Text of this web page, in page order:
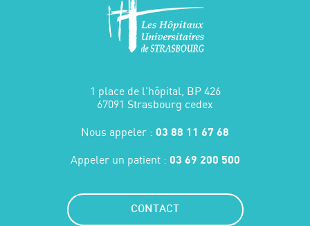
1 place de l'hôpital, BP 426
67091 Strasbourg cedex
Nous appeler : 03 88 11 67 68
Appeler un patient : 03 69 200 500
CONTACT